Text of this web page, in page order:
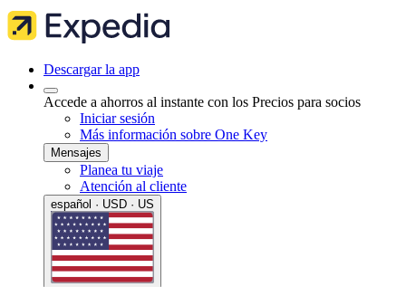
Descargar la app
Accede a ahorros al instante con los Precios para socios
Iniciar sesión
Más información sobre One Key
Mensajes
Planea tu viaje
Atención al cliente
español · USD · US